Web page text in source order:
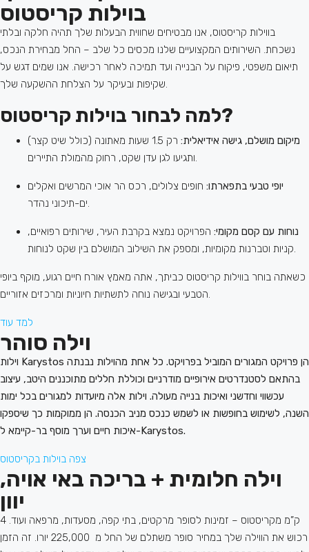
בוילות קריסטוס
בווילות קריסטוס, אנו מבטיחים שחווית הבעלות שלך תהיה חלקה ובלתי
נשכחת. השירותים המקצועיים שלנו מכסים כל שלב – החל מבחירת הנכס,
תיאום משפטי, פיקוח על הבנייה ועד תמיכה לאחר רכישה. אנו שמים דגש על
למה לבחור בוילות קריסטוס?
מיקום מושלם, גישה אידיאלית:
רק 1.5 שעות מאתונה (כולל שיט קצר)
יופי טבעי בתפארתו: חופים צלולים, רכס הר אוכי המרשים ואקלים
נוחות עם קסם מקומי: הפרויקט נמצא בקרבת העיר, שירותים רפואיים,
כשאתה בוחר בווילות קריסטוס כביתך, אתה מאמץ אורח חיים רגוע, מוקף ביופי
למד עוד
וילה סוהר
וילות Karystos הן פרויקט המגורים המוביל בפרויקט. כל אחת מהוילות נבנתה
בהתאם לסטנדרטים אירופיים מודרניים וכוללת חללים מתוכננים היטב, עיצוב
עכשווי וחדשני ואיכות בנייה מעולה. וילות אלה מיועדות למגורים בכל ימות
השנה, לשימוש בחופשות או לשמש כנכס מניב הכנסה. הן ממוקמות כך שיספקו
איכות חיים וערך מוסף בר-קיימא ל-Karystos.
צפה בוילות בקריסטוס
וילה חלומית + בריכה באי אויה,
יוון
4 ק”מ מקריסטוס – זמינות לסופר מרקטים, בתי קפה, מסעדות, מרפאה ועוד.
רכוש את הווילה שלך במחיר סופר משתלם של החל מ 225,000 יורו. זה הזמן